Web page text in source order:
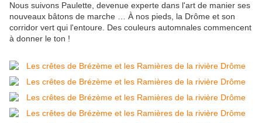
Nous suivons Paulette, devenue experte dans l'art de manier ses
nouveaux bâtons de marche … À nos pieds, la Drôme et son
corridor vert qui l'entoure. Des couleurs automnales commencent
à donner le ton !